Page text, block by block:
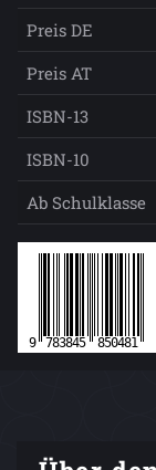
Preis DE
Preis AT
ISBN-13
ISBN-10
Ab Schulklasse